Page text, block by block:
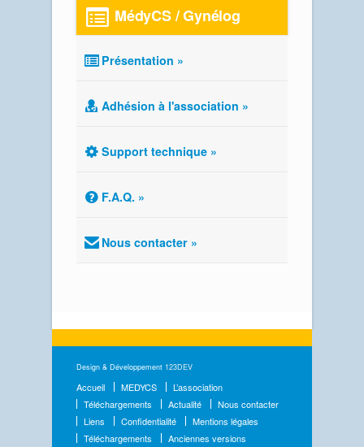
MédyCS / Gynélog
Présentation »
Adhésion à l'association »
Support technique »
F.A.Q. »
Nous contacter »
Design & Développement 123DEV
Accueil MEDYCS
L’association
Téléchargements
Actualité
Nous contacter
Liens
Confidentialité
Mentions légales
Téléchargements
Anciennes versions